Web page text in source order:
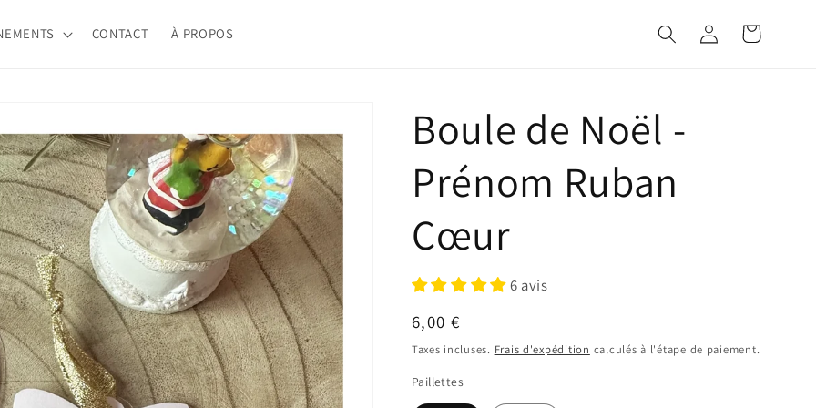
CONTACT À PROPOS Connexion Panier
Boule de Noël -
Prénom Ruban
Cœur
6 avis
Prix
habituel
6,00 €
Taxes incluses. Frais d'expédition calculés à l'étape de paiement.
Paillettes